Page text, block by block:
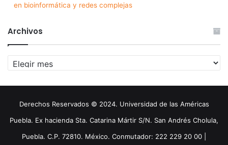
en bioinformática y redes complejas
Archivos
Archivos
Derechos Reservados © 2024. Universidad de las Américas
Puebla. Ex hacienda Sta. Catarina Mártir S/N. San Andrés Cholula,
Puebla. C.P. 72810. México. Conmutador: 222 229 20 00 |